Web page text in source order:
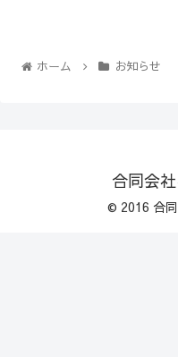
ホーム お知らせ
合同会
© 2016 合